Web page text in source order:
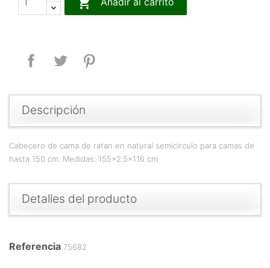
CompartirTuitear
Descripción
Cabecero de cama de ratan en natural semicirculo para camas de
hasta 150 cm. Medidas: 155x2.5x116 cm
Detalles del producto
Referencia 75682